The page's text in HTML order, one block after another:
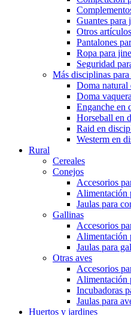
Guantes para
Otros
Pantalones
Ropa para
Seguridad
Más disciplinas
Doma natural
Doma
Enganche en
Horseball en
Raid en
Westerm en
Rural
Cereales
Conejos
Accesorios
Alimentación
Jaulas para
Gallinas
Accesorios
Alimentación
Jaulas para
Otras aves
Accesorios
Alimentación
Incubadoras
Jaulas para
Huertos y jardines